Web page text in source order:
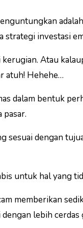
strategi investasi
Atau
atuh! Hehehe…
dalam bentuk
pasar.
sesuai dengan
untuk hal yang
memberikan
lebih cerdas